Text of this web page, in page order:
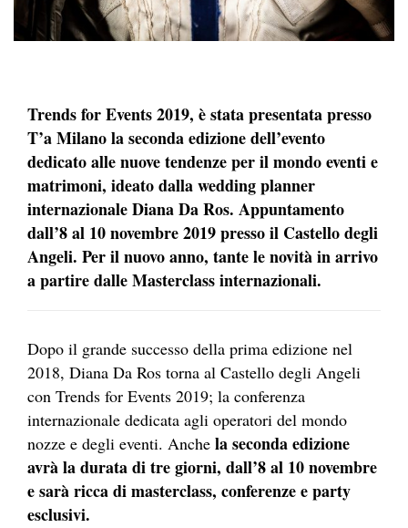
Trends for Events 2019, è stata presentata presso
T’a Milano la seconda edizione dell’evento
dedicato alle nuove tendenze per il mondo eventi e
matrimoni, ideato dalla wedding planner
internazionale Diana Da Ros. Appuntamento
dall’8 al 10 novembre 2019 presso il Castello degli
Angeli. Per il nuovo anno, tante le novità in arrivo
a partire dalle Masterclass internazionali.
Dopo il grande successo della prima edizione nel
2018, Diana Da Ros torna al Castello degli Angeli
con Trends for Events 2019; la conferenza
internazionale dedicata agli operatori del mondo
nozze e degli eventi. Anche la seconda edizione
avrà la durata di tre giorni, dall’8 al 10 novembre
e sarà ricca di masterclass, conferenze e party
esclusivi.